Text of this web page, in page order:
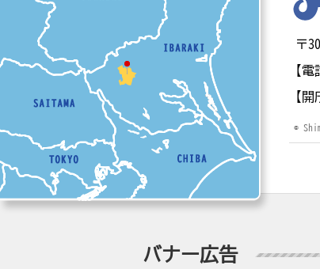
〒
【電
【開
©
バナー広告